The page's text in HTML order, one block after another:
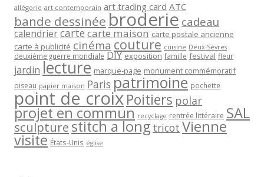
allégorie art contemporain art trading card ATC
bande dessinée broderie cadeau
calendriercartecarte maison carte postale ancienne
carte à publicité cinéma couture cuisine Deux-Sèvres
deuxième guerre mondiale DIY exposition famille festival fleur
jardin lecture marque-page monument commémoratif
oiseau papier maison Paris patrimoine pochette
point de croixPoitiers polar
projet en commun recyclage rentrée littéraire SAL
sculpturestitch a long tricot Vienne
visite États-Unis église